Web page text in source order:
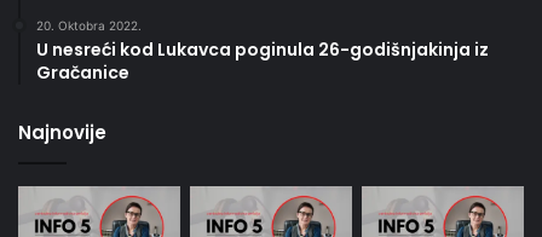
20. Oktobra 2022.
U nesreći kod Lukavca poginula 26-godišnjakinja iz
Gračanice
Najnovije